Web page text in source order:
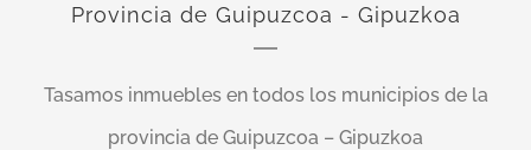
Provincia de Guipuzcoa - Gipuzkoa
Tasamos inmuebles en todos los municipios de la
provincia de Guipuzcoa – Gipuzkoa